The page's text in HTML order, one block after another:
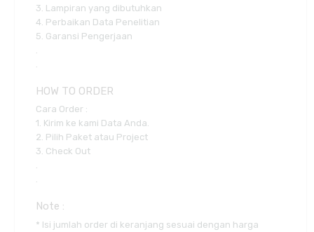
3. Lampiran yang dibutuhkan
4. Perbaikan Data Penelitian
5. Garansi Pengerjaan
HOW TO ORDER
Cara Order :
1. Kirim ke kami Data Anda.
2. Pilih Paket atau Project
3. Check Out
.
.
Note :
* Isi jumlah order di keranjang sesuai dengan harga